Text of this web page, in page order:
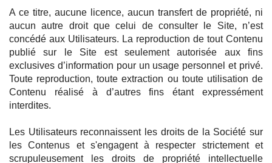
A ce titre, aucune licence, aucun transfert de propriété, ni
aucun autre droit que celui de consulter le Site, n’est
concédé aux Utilisateurs. La reproduction de tout Contenu
publié sur le Site est seulement autorisée aux fins
exclusives d’information pour un usage personnel et privé.
Toute reproduction, toute extraction ou toute utilisation de
Contenu réalisé à d’autres fins étant expressément
interdites.
Les Utilisateurs reconnaissent les droits de la Société sur
les Contenus et s'engagent à respecter strictement et
scrupuleusement les droits de propriété intellectuelle